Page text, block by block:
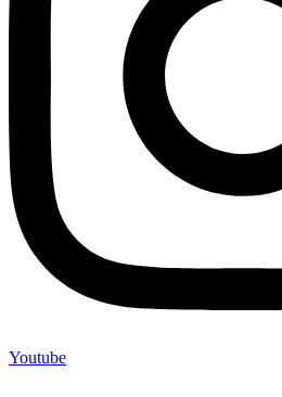
Youtube